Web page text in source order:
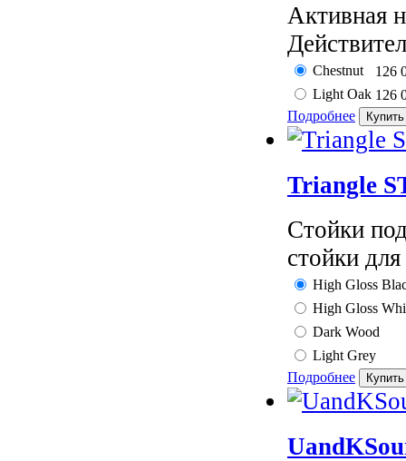
Активная
Chestnut
126
Light Oak 126
Подробнее
Triangle
Стойки
стойки
High Gloss
High Gloss
Dark Wood
Light Grey
Подробнее